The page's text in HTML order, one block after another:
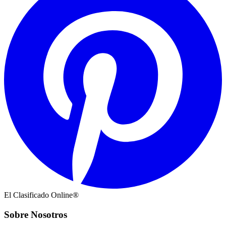
El Clasificado Online®
Sobre Nosotros